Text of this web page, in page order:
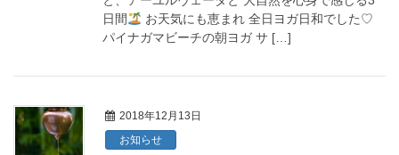
日間
お天気にも恵まれ 全日ヨガ日和でした♡
パイナガマビーチの朝ヨガ サ […]
2018年12月13日
お知らせ